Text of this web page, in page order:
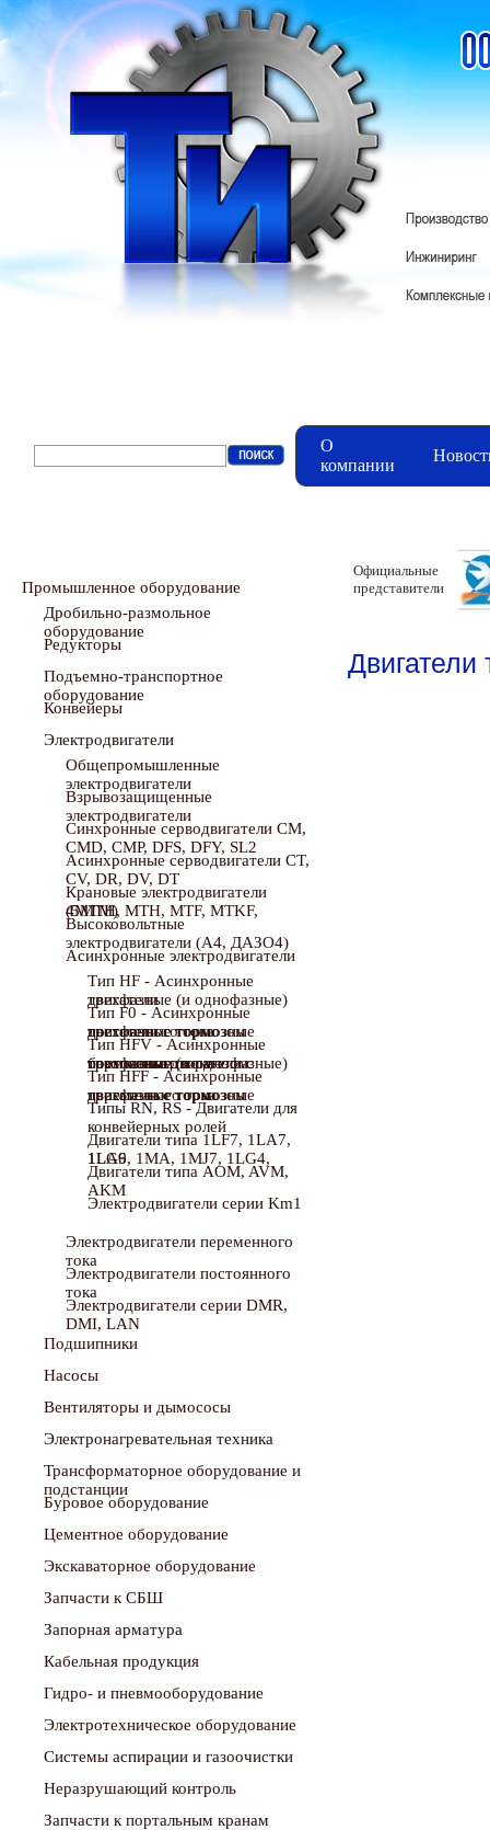
О
компании
Промышленное оборудование
Дробильно-размольное
Редукторы
Подъемно-транспортное
Конвейеры
Электродвигатели
Общепромышленные
Взрывозащищенные
Синхронные серводвигатели CM,
Асинхронные серводвигатели CT,
Крановые электродвигатели
Высоковольтные
Асинхронные электродвигатели
Тип HF - Асинхронные
Тип F0 - Асинхронные
Тип HFV - Асинхронные
Тип HFF - Асинхронные
Типы RN, RS - Двигатели для
Двигатели типа 1LF7, 1LA7,
Двигатели типа AOM, AVM,
Электродвигатели серии Km1
Электродвигатели переменного
Электродвигатели постоянного
Электродвигатели серии DMR,
Подшипники
Насосы
Вентиляторы и дымососы
Электронагревательная техника
Трансформаторное оборудование и
Буровое оборудование
Цементное оборудование
Экскаваторное оборудование
Запчасти к СБШ
Запорная арматура
Кабельная продукция
Гидро- и пневмооборудование
Электротехническое оборудование
Системы аспирации и газоочистки
Неразрушающий контроль
Запчасти к портальным кранам
Официальные
представители
Двигатели